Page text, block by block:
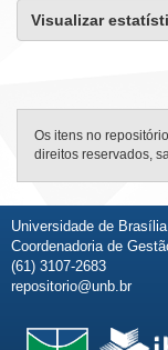
Visualizar
Os itens no
direitos reservados,
Universidade de
Coordenadoria de
(61) 3107-2683
repositorio@unb.br